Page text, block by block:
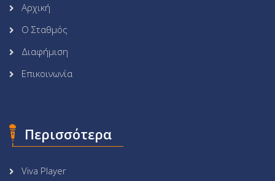
Αρχική
Ο Σταθμός
Διαφήμιση
Επικοινωνία
Περισσότερα
Viva Player